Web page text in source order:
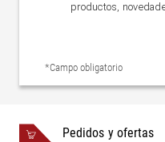
productos,
*Campo obligatorio
Pedidos y ofertas